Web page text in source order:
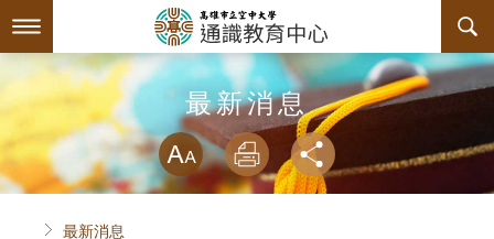
到
要
內
容
最新消息
系所簡介
關於中心
師資陣容
最新消息
略過字型切
放大
列印
首頁最新消息